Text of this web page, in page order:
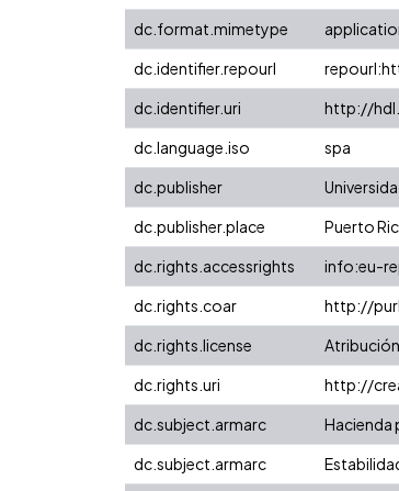
dc.format.mimetype
dc.identifier.repourl
dc.identifier.uri
http://
dc.language.iso
spa
dc.publisher
dc.publisher.place
Puerto
dc.rights.accessrights
info:eu-
dc.rights.coar
http://
dc.rights.license
dc.rights.uri
http://
dc.subject.armarc
Hacienda
dc.subject.armarc